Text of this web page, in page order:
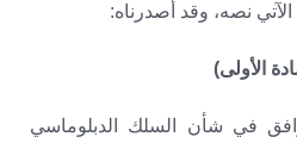
نصه، وقد أصدرناه:
الأولى)
في شأن السلك الدبلوماسي